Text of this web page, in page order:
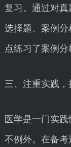
复习。通过对
选择题、案例
点练习了案例分
三、注重实践
医学是一门实
不例外。在备